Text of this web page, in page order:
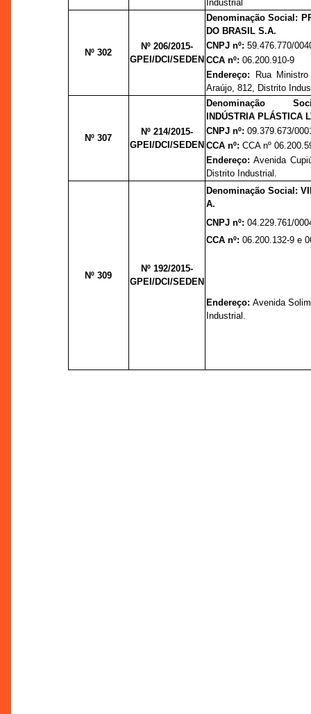
Industrial
Nº 302
Nº 206/2015-
GPEI/DCI/SEDEN
Denominação Social:
DO BRASIL S.A.
CNPJ nº:59.476.770/
CCA nº:06.200.910-9
Endereço:
Rua
Araújo, 812, Distrito
Nº 307
Nº 214/2015-
GPEI/DCI/SEDEN
Denominação
INDÚSTRIA PLÁSTICA
CNPJ nº:09.379.673/
CCA nº: CCA nº
Endereço:Avenida
Distrito Industrial.
Nº 309
Nº 192/2015-
GPEI/DCI/SEDEN
Denominação Social:
A.
CNPJ nº:04.229.761/
CCA nº: 06.200.132-9 e
Endereço:Avenida
Industrial.